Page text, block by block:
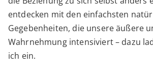
>
to
entdecken mit den einfachsten
Gegebenheiten, die unsere äußere
Wahrnehmung intensiviert – dazu
ich ein.